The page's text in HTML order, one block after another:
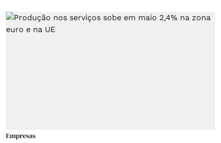
Empresas